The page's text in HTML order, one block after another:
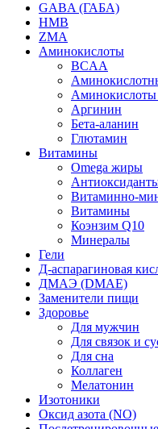
GABA (ГАБА)
HMB
ZMA
Аминокислоты
BCAA
Аминокислоты
Аргинин
Бета-аланин
Глютамин
Витамины
Omega жиры
Витаминно-
Витамины
Коэнзим Q10
Минералы
Гели
Д-аспарагиновая
ДМАЭ (DMAE)
Заменители пищи
Здоровье
Для мужчин
Для связок и
Для сна
Коллаген
Мелатонин
Изотоники
Оксид азота (NO)